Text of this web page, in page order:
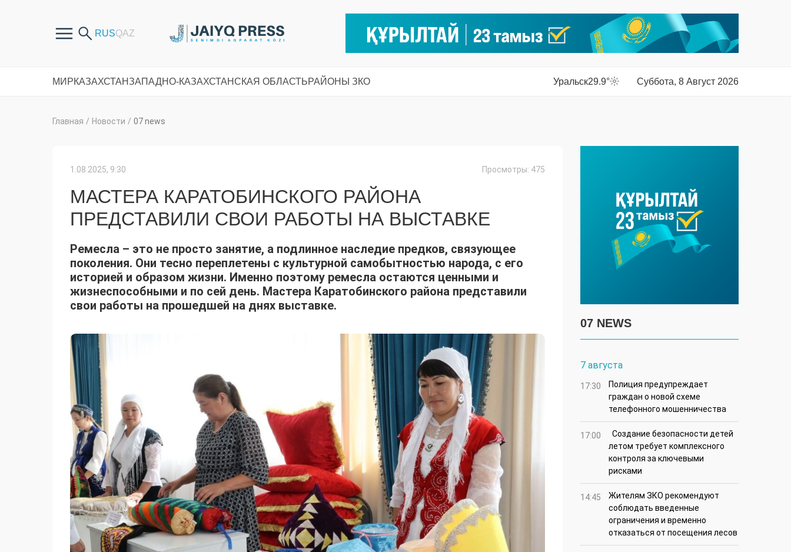
МИРКАЗАХСТАНЗАПАДНО-КАЗАХСТАНСКАЯ ОБЛАСТЬРАЙОНЫ ЗКО Уральск29.9° Суббота, 8 Август 2026
Главная / Новости / 07 news
1.08.2025, 9:30 Просмотры: 475
МАСТЕРА КАРАТОБИНСКОГО РАЙОНА
ПРЕДСТАВИЛИ СВОИ РАБОТЫ НА ВЫСТАВКЕ
Ремесла – это не просто занятие, а подлинное наследие предков, связующее
поколения. Они тесно переплетены с культурной самобытностью народа, с его
историей и образом жизни. Именно поэтому ремесла остаются ценными и
жизнеспособными и по сей день. Мастера Каратобинского района представили
свои работы на прошедшей на днях выставке.
07 NEWS
7 августа
17:30
Полиция предупреждает
граждан о новой схеме
телефонного мошенничества
17:00
Создание безопасности детей
летом требует комплексного
контроля за ключевыми
рисками
14:45
Жителям ЗКО рекомендуют
соблюдать введенные
ограничения и временно
отказаться от посещения лесов